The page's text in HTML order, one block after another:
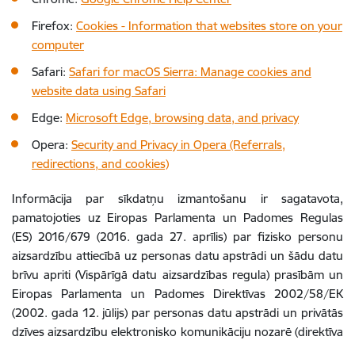
Firefox: Cookies - Information that websites store on your
computer
Safari: Safari for macOS Sierra: Manage cookies and
website data using Safari
Edge: Microsoft Edge, browsing data, and privacy
Opera: Security and Privacy in Opera (Referrals,
redirections, and cookies)
Informācija par sīkdatņu izmantošanu ir sagatavota,
pamatojoties uz Eiropas Parlamenta un Padomes Regulas
(ES) 2016/679 (2016. gada 27. aprīlis) par fizisko personu
aizsardzību attiecībā uz personas datu apstrādi un šādu datu
brīvu apriti (Vispārīgā datu aizsardzības regula) prasībām un
Eiropas Parlamenta un Padomes Direktīvas 2002/58/EK
(2002. gada 12. jūlijs) par personas datu apstrādi un privātās
dzīves aizsardzību elektronisko komunikāciju nozarē (direktīva